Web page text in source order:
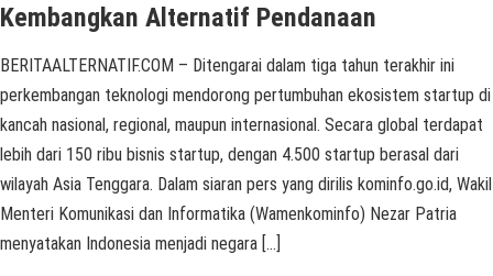
Kembangkan Alternatif Pendanaan
BERITAALTERNATIF.COM – Ditengarai dalam tiga tahun terakhir ini
perkembangan teknologi mendorong pertumbuhan ekosistem startup di
kancah nasional, regional, maupun internasional. Secara global terdapat
lebih dari 150 ribu bisnis startup, dengan 4.500 startup berasal dari
wilayah Asia Tenggara. Dalam siaran pers yang dirilis kominfo.go.id, Wakil
Menteri Komunikasi dan Informatika (Wamenkominfo) Nezar Patria
menyatakan Indonesia menjadi negara […]